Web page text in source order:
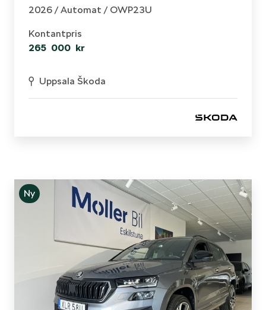
2026 /Automat / OWP23U
Kontantpris
265 000 kr
Uppsala Škoda
Ny